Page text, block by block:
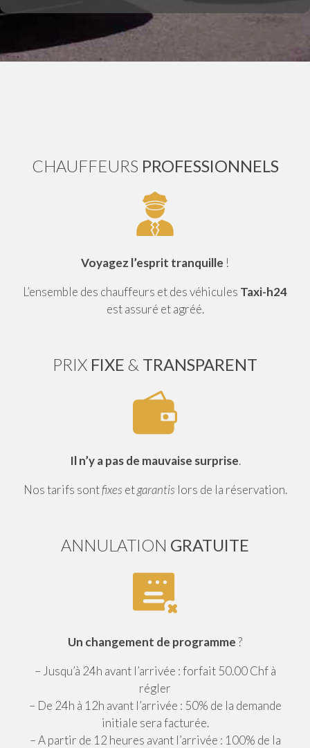
CHAUFFEURS PROFESSIONNELS
Voyagez l’esprit tranquille !
L’ensemble des chauffeurs et des véhicules Taxi-h24
est assuré et agréé.
PRIX FIXE & TRANSPARENT
Il n’y a pas de mauvaise surprise.
Nos tarifs sontfixes etgarantis lors de la réservation.
ANNULATION GRATUITE
Un changement de programme?
– Jusqu’à 24h avant l’arrivée : forfait 50.00 Chf à
régler
– De 24h à 12h avant l’arrivée : 50% de la demande
initiale sera facturée.
– A partir de 12 heures avant l’arrivée : 100% de la